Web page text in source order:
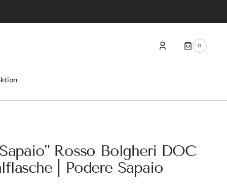
0
0
ARTIKEL
Rosso Bolgheri DOC
| Podere Sapaio